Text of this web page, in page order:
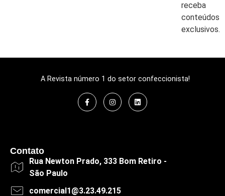
receba
conteúdos
exclusivos.
A Revista número 1 do setor confeccionista!
Contato
Rua Newton Prado, 333 Bom Retiro -
São Paulo
comercial1@3.23.49.215